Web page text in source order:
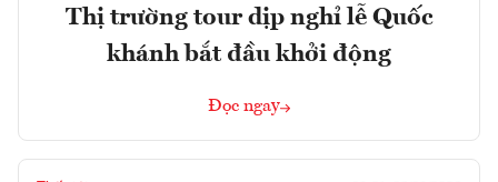
Thị trường tour dịp nghỉ lễ Quốc
khánh bắt đầu khởi động
Đọc ngay